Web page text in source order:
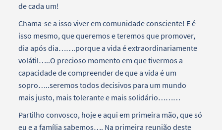
de cada um!
Chama-se a isso viver em comunidade consciente! E é
isso mesmo, que queremos e teremos que promover,
dia após dia…….porque a vida é extraordinariamente
volátil…..O precioso momento em que tivermos a
capacidade de compreender de que a vida é um
sopro…..seremos todos decisivos para um mundo
mais justo, mais tolerante e mais solidário………
Partilho convosco, hoje e aqui em primeira mão, que só
eu e a família sabemos…. Na primeira reunião deste